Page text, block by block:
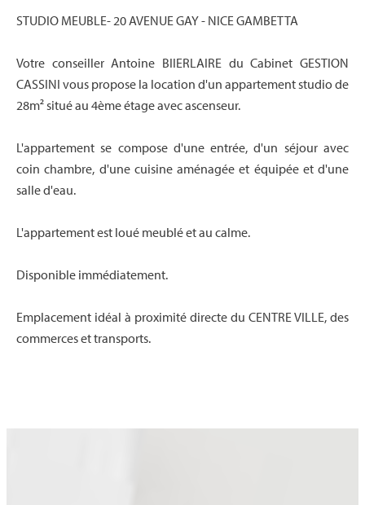
STUDIO MEUBLE- 20 AVENUE GAY - NICE GAMBETTA
Votre conseiller Antoine BIIERLAIRE du Cabinet GESTION
CASSINI vous propose la location d'un appartement studio de
28m² situé au 4ème étage avec ascenseur.
L'appartement se compose d'une entrée, d'un séjour avec
coin chambre, d'une cuisine aménagée et équipée et d'une
salle d'eau.
L'appartement est loué meublé et au calme.
Disponible immédiatement.
Emplacement idéal à proximité directe du CENTRE VILLE, des
commerces et transports.